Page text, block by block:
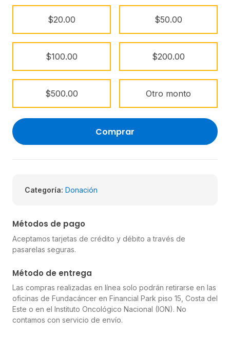
$20.00 $50.00
$100.00 $200.00
$500.00 Otro monto
Comprar
Categoría: Donación
Métodos de pago
Aceptamos tarjetas de crédito y débito a través de
pasarelas seguras.
Método de entrega
Las compras realizadas en línea solo podrán retirarse en las
oficinas de Fundacáncer en Financial Park piso 15, Costa del
Este o en el Instituto Oncológico Nacional (ION). No
contamos con servicio de envío.